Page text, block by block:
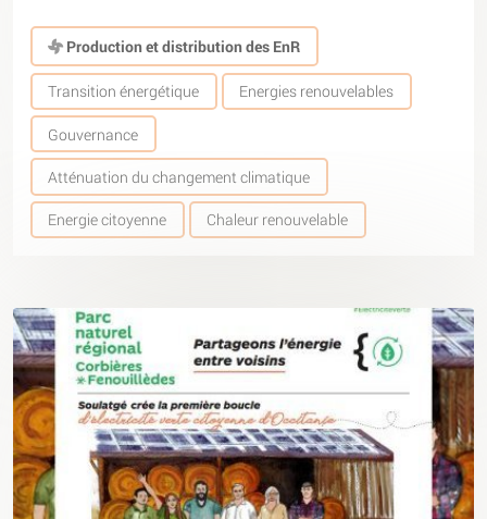
Production et distribution des EnR
Transition énergétique Energies renouvelables
Gouvernance
Atténuation du changement climatique
Energie citoyenne Chaleur renouvelable